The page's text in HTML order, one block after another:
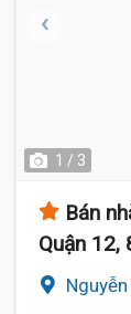
1 / 3
Bán
Quận 12,